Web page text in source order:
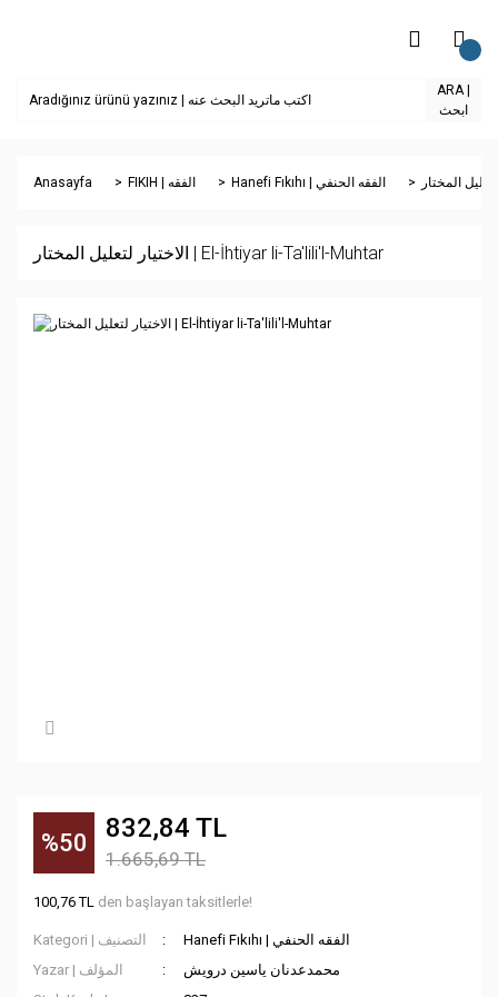
ARA |
ابحث
Anasayfa FIKIH | الفقه Hanefi Fıkıhı | الفقه الحنفي
الاختيار لتعليل المختار | El-İhtiyar li-Ta'lili'l-Muhtar
%50 832,84 TL
1.665,69 TL
100,76 TL den başlayan taksitlerle!
Kategori | التصنيف
Hanefi Fıkıhı | الفقه الحنفي
Yazar | المؤلف
محمدعدنان ياسين درويش